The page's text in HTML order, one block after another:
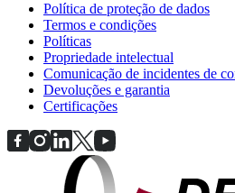
Política de proteção de dados
Termos e condições
Políticas
Propriedade intelectual
Comunicação de incidentes de
Devoluções e garantia
Certificações